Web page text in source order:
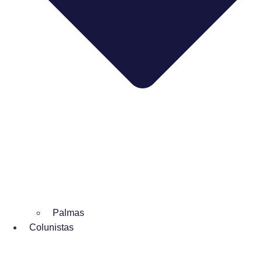
Palmas
Colunistas